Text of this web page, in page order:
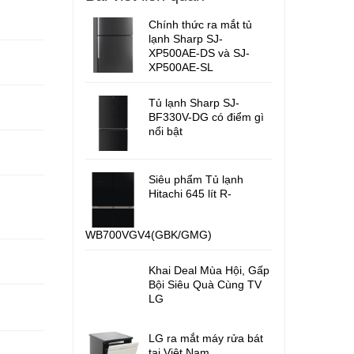
Chính thức ra mắt tủ
lạnh Sharp SJ-
XP500AE-DS và SJ-
XP500AE-SL
Tủ lạnh Sharp SJ-
BF330V-DG có điểm gì
nổi bật
Siêu phẩm Tủ lạnh
Hitachi 645 lít R-
WB700VGV4(GBK/GMG)
Khai Deal Mùa Hội, Gấp
Bội Siêu Quà Cùng TV
LG
LG ra mắt máy rửa bát